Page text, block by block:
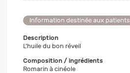
Information destinée aux patients
Description
L’huile du bon réveil
Composition / ingrédients
Romarin à cinéole